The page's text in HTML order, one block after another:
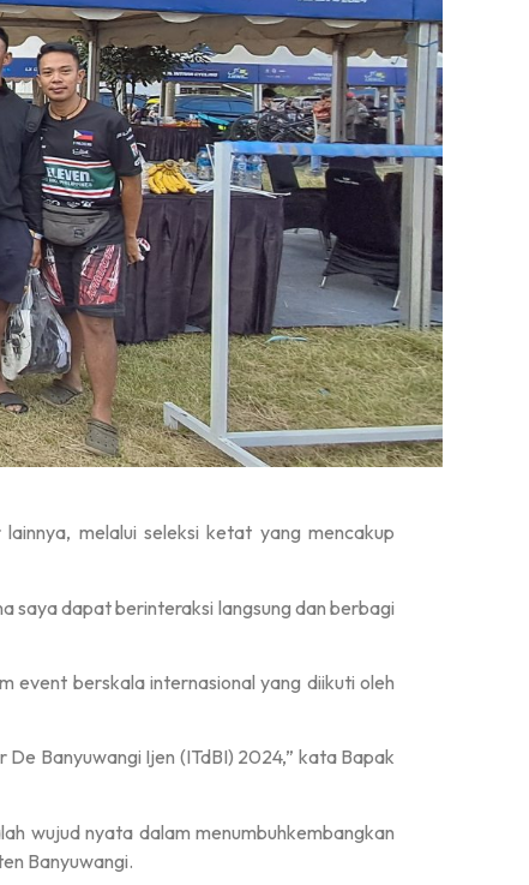
melalui seleksi ketat yang mencakup
saya dapat berinteraksi langsung dan berbagi
event berskala internasional yang diikuti oleh
Banyuwangi Ijen (ITdBI) 2024,” kata Bapak
wujud nyata dalam menumbuhkembangkan
Banyuwangi.